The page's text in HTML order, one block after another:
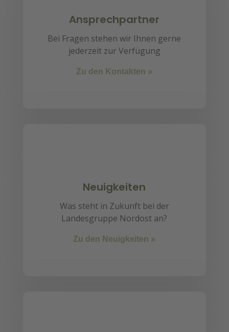
Ansprechpartner
Bei Fragen stehen wir Ihnen gerne
jederzeit zur Verfügung
Zu den Kontakten »
Neuigkeiten
Was steht in Zukunft bei der
Landesgruppe Nordost an?
Zu den Neuigkeiten »